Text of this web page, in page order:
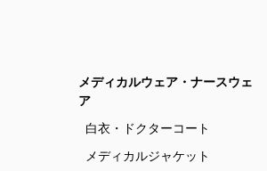
メディカルウェア・ナースウェ
ア
白衣・ドクターコート
メディカルジャケット